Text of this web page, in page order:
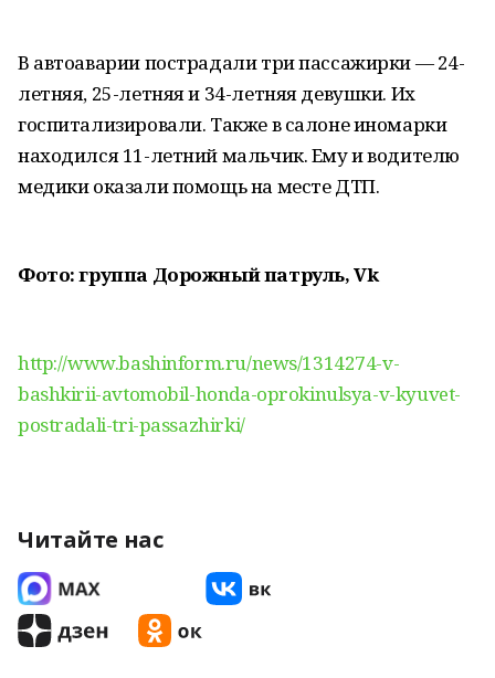
В автоаварии пострадали три пассажирки — 24-
летняя, 25-летняя и 34-летняя девушки. Их
госпитализировали. Также в салоне иномарки
находился 11-летний мальчик. Ему и водителю
медики оказали помощь на месте ДТП.
Фото: группа Дорожный патруль, Vk
http://www.bashinform.ru/news/1314274-v-
bashkirii-avtomobil-honda-oprokinulsya-v-kyuvet-
postradali-tri-passazhirki/
Читайте нас